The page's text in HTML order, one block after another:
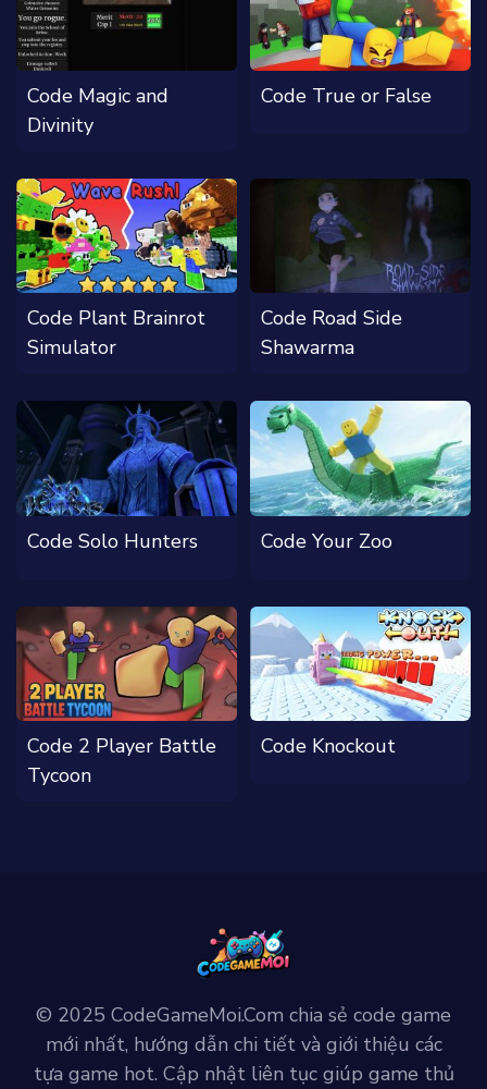
Code Magic and
Divinity
Code True or False
Code Plant Brainrot
Simulator
Code Road Side
Shawarma
Code Solo Hunters Code Your Zoo
Code 2 Player Battle
Tycoon
Code Knockout
© 2025 CodeGameMoi.Com chia sẻ code game
mới nhất, hướng dẫn chi tiết và giới thiệu các
tựa game hot. Cập nhật liên tục giúp game thủ